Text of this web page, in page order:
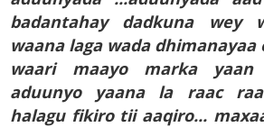
badantahay dadkuna wey
waana laga wada dhimanayaa
waari maayo marka yaan
aduunyo yaana la raac
halagu fikiro tii aaqiro...